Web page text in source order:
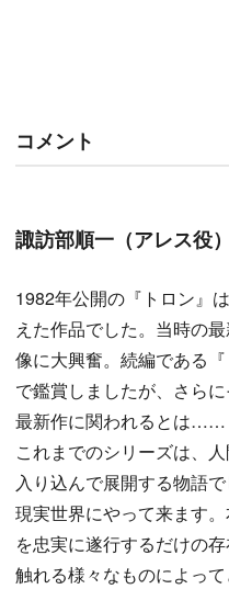
コメント
諏訪部順一（アレス役）
1982年公開の『トロン』
えた作品でした。当時の
像に大興奮。続編である
で鑑賞しましたが、さら
最新作に関われるとは……
これまでのシリーズは、
入り込んで展開する物語
現実世界にやって来ます
を忠実に遂行するだけの
触れる様々なものによっ